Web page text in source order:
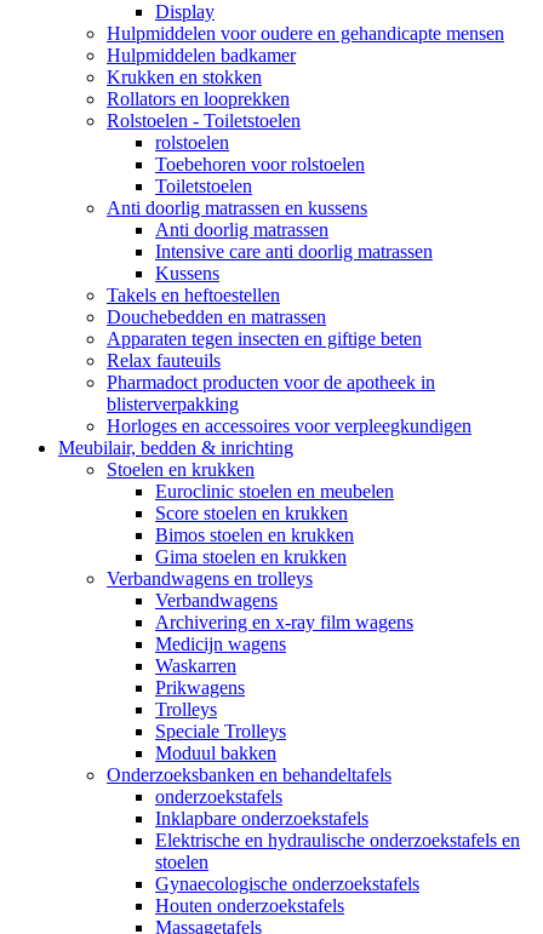
Display
Hulpmiddelen voor oudere en gehandicapte mensen
Hulpmiddelen badkamer
Krukken en stokken
Rollators en looprekken
Rolstoelen - Toiletstoelen
rolstoelen
Toebehoren voor rolstoelen
Toiletstoelen
Anti doorlig matrassen en kussens
Anti doorlig matrassen
Intensive care anti doorlig matrassen
Kussens
Takels en heftoestellen
Douchebedden en matrassen
Apparaten tegen insecten en giftige beten
Relax fauteuils
Pharmadoct producten voor de apotheek in
blisterverpakking
Horloges en accessoires voor verpleegkundigen
Meubilair, bedden & inrichting
Stoelen en krukken
Euroclinic stoelen en meubelen
Score stoelen en krukken
Bimos stoelen en krukken
Gima stoelen en krukken
Verbandwagens en trolleys
Verbandwagens
Archivering en x-ray film wagens
Medicijn wagens
Waskarren
Prikwagens
Trolleys
Speciale Trolleys
Moduul bakken
Onderzoeksbanken en behandeltafels
onderzoekstafels
Inklapbare onderzoekstafels
Elektrische en hydraulische onderzoekstafels en
stoelen
Gynaecologische onderzoekstafels
Houten onderzoekstafels
Massagetafels